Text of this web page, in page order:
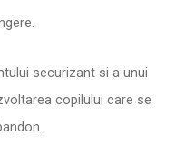
securizant si a unui
copilului care se